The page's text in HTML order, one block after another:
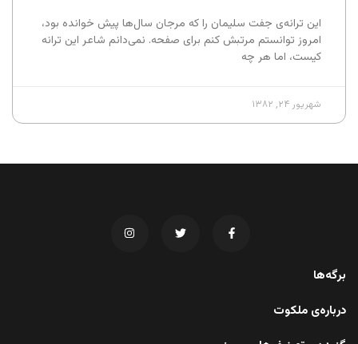
این ترانه‌ی جفت سلیمان را که مرجان سال‌ها پیش خوانده بود،
امروز توانستم مرتبش کنم برای صفحه. نمی‌دانم شاعر این ترانه
کیست، اما هر چه
شهریور ۲۴, ۱۳۸۲
برگه‌ها
درباره‌ی ملکوت